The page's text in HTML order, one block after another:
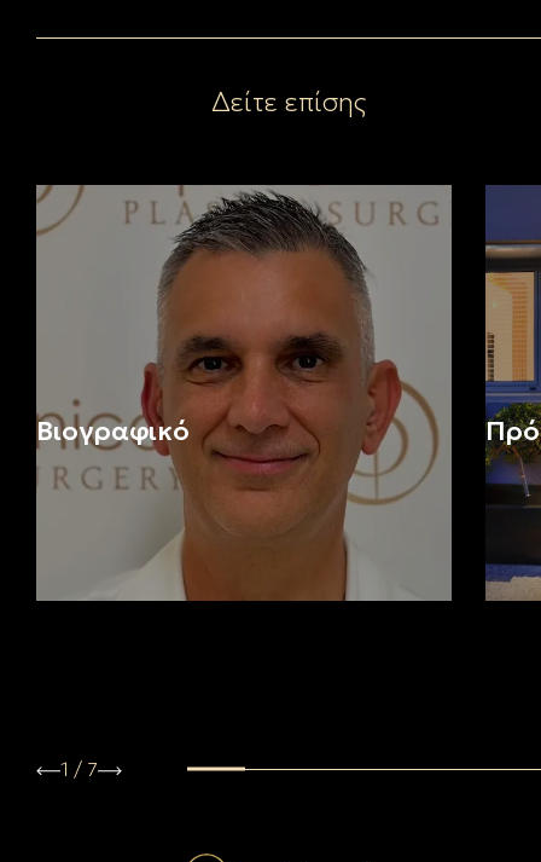
Δείτε επίσης
Βιογραφικό
1 / 7